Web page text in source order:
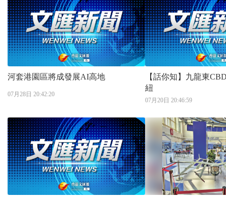
河套港園區將成發展AI高地
07月28日 20:42:20
【話你知】九龍東
紐
07月20日 20:46:59